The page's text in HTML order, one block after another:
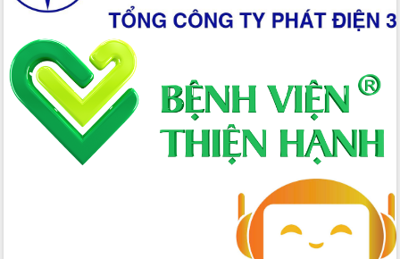
hội và đại biểu HĐND các cấp diễn ra
an toàn, hiệu quả, đúng quy định
Thủ tướng Chính phủ Phạm Minh Chính
kiểm tra, chỉ đạo hoàn thành các dự
án cao tốc và thăm khu tái định cư tại
Đắk Lắk
Sôi nổi Hội đua ngựa truyền thống Gò
Thì Thùng mừng Xuân Bính Ngọ 2026
Lãnh đạo tỉnh dâng hương tưởng niệm